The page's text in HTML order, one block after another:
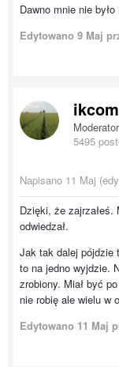
Dawno mnie nie
Edytowano 9 Maj
5495
Napisano 11 Maj
Dzięki, że
odwiedzał.
Jak tak dalej pójdzie
to na jedno wyjdzie.
zrobiony. Miał być
nie robię ale wielu w
Edytowano 11 Maj